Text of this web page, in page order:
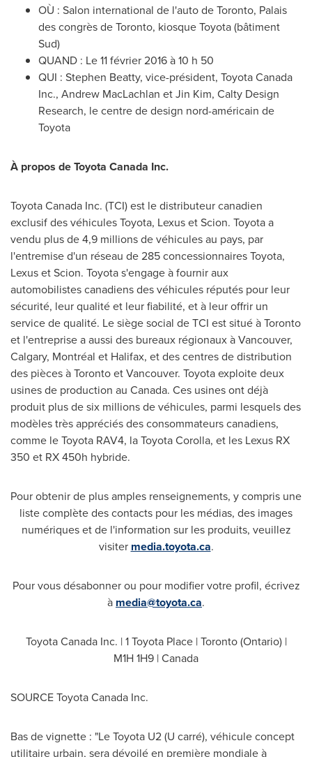
OÙ : Salon international de l'auto deToronto, Palais
des congrès deToronto, kiosque Toyota (bâtiment
Sud)
QUAND : Le 11 février 2016 à 10 h 50
QUI : Stephen Beatty, vice-président, Toyota Canada
Inc., Andrew MacLachlan etJin Kim, Calty Design
Research, le centre de design nord-américain de
Toyota
À propos de Toyota Canada Inc.
Toyota Canada Inc. (TCI) est le distributeur canadien
exclusif des véhicules Toyota, Lexus et Scion. Toyota a
vendu plus de 4,9 millions de véhicules au pays, par
l'entremise d'un réseau de 285 concessionnaires Toyota,
Lexus et Scion. Toyota s'engage à fournir aux
automobilistes canadiens des véhicules réputés pour leur
sécurité, leur qualité et leur fiabilité, et à leur offrir un
service de qualité. Le siège social de TCI est situé àToronto
et l'entreprise a aussi des bureaux régionaux àVancouver,
Calgary, Montréal et Halifax, et des centres de distribution
des pièces àTorontoetVancouver. Toyota exploite deux
usines de production au Canada. Ces usines ont déjà
produit plus de six millions de véhicules, parmi lesquels des
modèles très appréciés des consommateurs canadiens,
comme le Toyota RAV4, la Toyota Corolla, et les Lexus RX
350 et RX 450h hybride.
Pour obtenir de plus amples renseignements, y compris une
liste complète des contacts pour les médias, des images
numériques et de l'information sur les produits, veuillez
visiter media.toyota.ca.
Pour vous désabonner ou pour modifier votre profil, écrivez
à media@toyota.ca.
Toyota Canada Inc. | 1 Toyota Place |Toronto(Ontario) |
M1H 1H9 |Canada
SOURCE Toyota Canada Inc.
Bas de vignette : "Le Toyota U2 (U carré), véhicule concept
utilitaire urbain, sera dévoilé en première mondiale à